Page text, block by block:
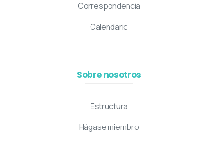
Correspondencia
Calendario
Sobre nosotros
Estructura
Hágase miembro